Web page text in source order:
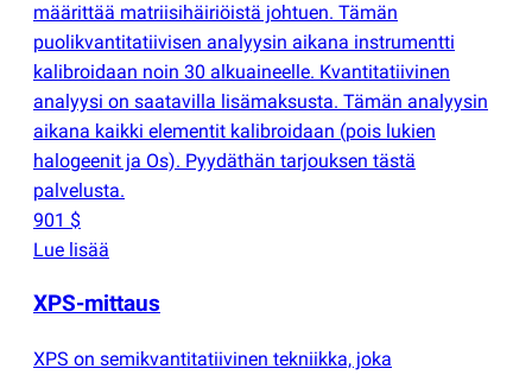
määrittää matriisihäiriöistä johtuen. Tämän
puolikvantitatiivisen analyysin aikana instrumentti
kalibroidaan noin 30 alkuaineelle. Kvantitatiivinen
analyysi on saatavilla lisämaksusta. Tämän analyysin
aikana kaikki elementit kalibroidaan (pois lukien
halogeenit ja Os). Pyydäthän tarjouksen tästä
palvelusta.
901 $
Lue lisää
XPS-mittaus
XPS on semikvantitatiivinen tekniikka, joka